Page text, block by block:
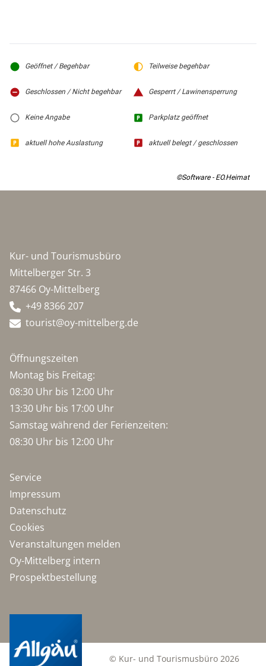
Geöffnet / Begehbar Teilweise begehbar
Geschlossen / Nicht begehbar Gesperrt / Lawinensperrung
Keine Angabe Parkplatz geöffnet
aktuell hohe Auslastung aktuell belegt / geschlossen
©Software - EO.Heimat
Kur- und Tourismusbüro
Mittelberger Str. 3
87466 Oy-Mittelberg
+49 8366 207
tourist@oy-mittelberg.de
Öffnungszeiten
Montag bis Freitag:
08:30 Uhr bis 12:00 Uhr
13:30 Uhr bis 17:00 Uhr
Samstag während der Ferienzeiten:
08:30 Uhr bis 12:00 Uhr
Service
Impressum
Datenschutz
Cookies
Veranstaltungen melden
Oy-Mittelberg intern
Prospektbestellung
© Kur- und Tourismusbüro 2026